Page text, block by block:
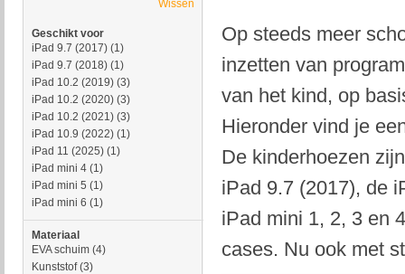
Op steeds meer
inzetten van
van het kind, op
Hieronder vind je
De kinderhoezen
iPad 9.7 (2017), de
iPad mini 1, 2, 3 en
cases. Nu ook met
Wissen
Geschikt voor
iPad 9.7 (2017) (1)
iPad 9.7 (2018) (1)
iPad 10.2 (2019) (3)
iPad 10.2 (2020) (3)
iPad 10.2 (2021) (3)
iPad 10.9 (2022) (1)
iPad 11 (2025) (1)
iPad mini 4 (1)
iPad mini 5 (1)
iPad mini 6 (1)
Materiaal
EVA schuim (4)
Kunststof(3)